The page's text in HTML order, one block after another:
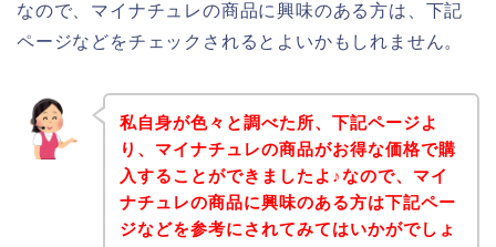
なので、マイナチュレの商品に興味のある方は、下記
ページなどをチェックされるとよいかもしれません。
私自身が色々と調べた所、下記ページよ
り、マイナチュレの商品がお得な価格で購
入することができましたよ♪なので、マイ
ナチュレの商品に興味のある方は下記ペー
ジなどを参考にされてみてはいかがでしょ